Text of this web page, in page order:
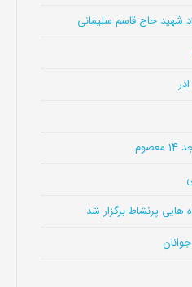
شهید حاج قاسم سلیمانی
پرنشاط برگزار شد